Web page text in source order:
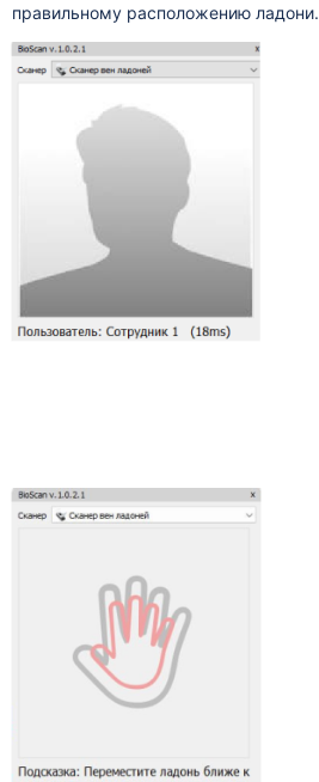
правильному расположению ладони.